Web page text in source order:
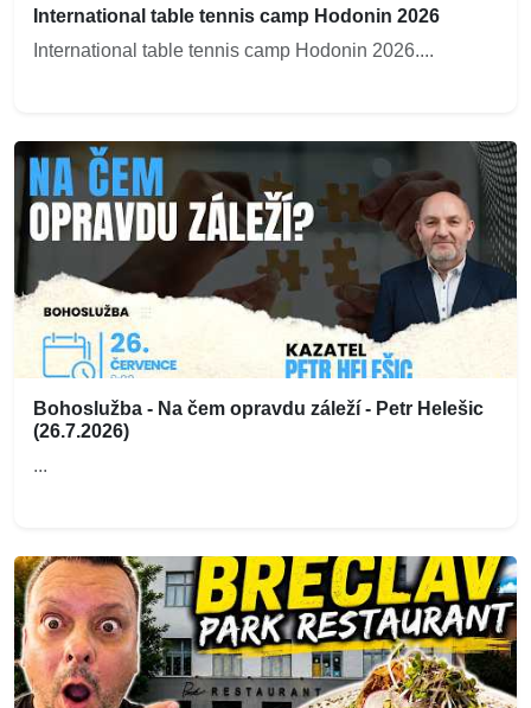
International table tennis camp Hodonin 2026
International table tennis camp Hodonin 2026....
Bohoslužba - Na čem opravdu záleží - Petr Helešic
(26.7.2026)
...